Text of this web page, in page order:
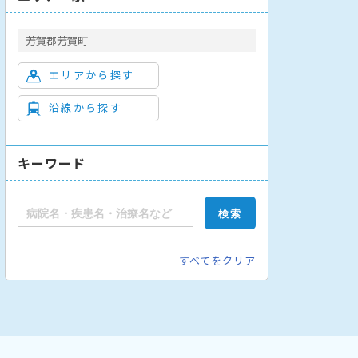
芳賀郡芳賀町
エリアから探す
沿線から探す
キーワード
すべてをクリア